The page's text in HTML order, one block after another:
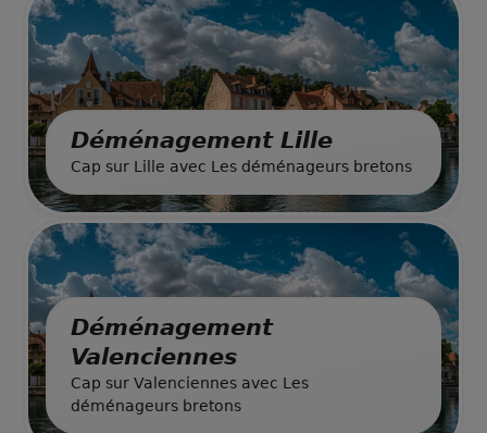
Déménagement Lille
Cap sur Lille avec Les déménageurs bretons
Déménagement
Valenciennes
Cap sur Valenciennes avec Les
déménageurs bretons